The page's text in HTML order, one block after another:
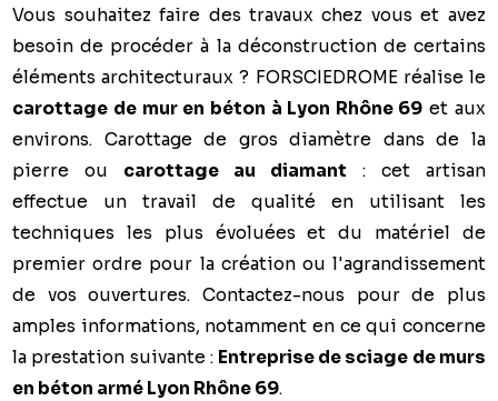
Vous souhaitez faire des travaux chez vous et avez
besoin de procéder à la déconstruction de certains
éléments architecturaux ? FORSCIEDROMEréalise le
carottage de mur en béton à Lyon Rhône 69 et aux
environs. Carottage de gros diamètre dans de la
pierre ou carottage au diamant : cet artisan
effectue un travail de qualité en utilisant les
techniques les plus évoluées et du matériel de
premier ordre pour la création ou l'agrandissement
de vos ouvertures. Contactez-nous pour de plus
amples informations, notamment en ce qui concerne
la prestation suivante : Entreprise de sciage de murs
en béton armé Lyon Rhône 69.